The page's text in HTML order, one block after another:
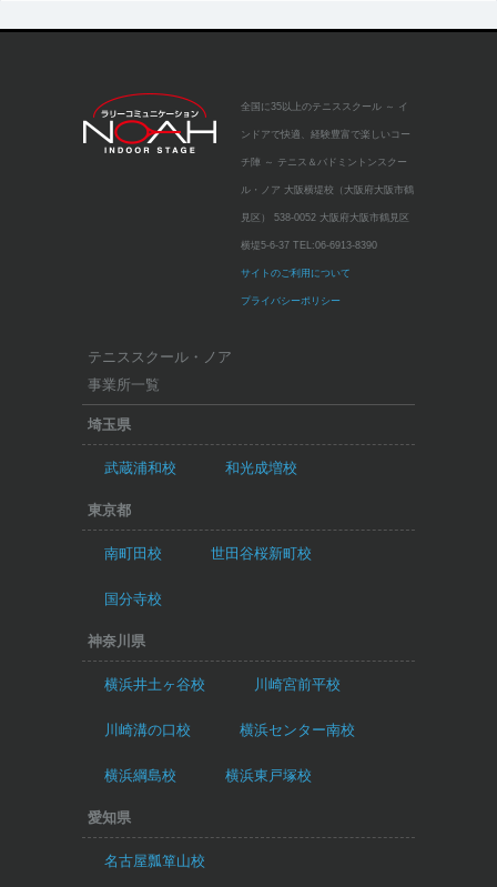
全国に35以上のテニススクール ～ イ
ンドアで快適、経験豊富で楽しいコー
チ陣 ～ テニス＆バドミントンスクー
ル・ノア 大阪横堤校（大阪府大阪市鶴
見区） 538-0052 大阪府大阪市鶴見区
横堤5-6-37 TEL:06-6913-8390
サイトのご利用について
プライバシーポリシー
テニススクール・ノア
事業所一覧
埼玉県
武蔵浦和校 和光成増校
東京都
南町田校 世田谷桜新町校
国分寺校
神奈川県
横浜井土ヶ谷校 川崎宮前平校
川崎溝の口校 横浜センター南校
横浜綱島校 横浜東戸塚校
愛知県
名古屋瓢箪山校